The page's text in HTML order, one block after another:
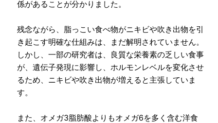
係があることが分かりました。
残念ながら、脂っこい食べ物がニキビや吹き出物を引
き起こす明確な仕組みは、まだ解明されていません。
しかし、一部の研究者は、良質な栄養素の乏しい食事
が、遺伝子発現に影響し、ホルモンレベルを変化させ
るため、ニキビや吹き出物が増えると主張していま
す。
また、オメガ3脂肪酸よりもオメガ6を多く含む洋食